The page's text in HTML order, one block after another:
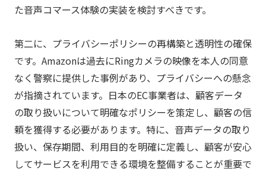
た音声コマース体験の実装を検討すべきです。
第二に、プライバシーポリシーの再構築と透明性の確保
です。Amazonは過去にRingカメラの映像を本人の同意
なく警察に提供した事例があり、プライバシーへの懸念
が指摘されています。日本のEC事業者は、顧客データ
の取り扱いについて明確なポリシーを策定し、顧客の信
頼を獲得する必要があります。特に、音声データの取り
扱い、保存期間、利用目的を明確に定義し、顧客が安心
してサービスを利用できる環境を整備することが重要で